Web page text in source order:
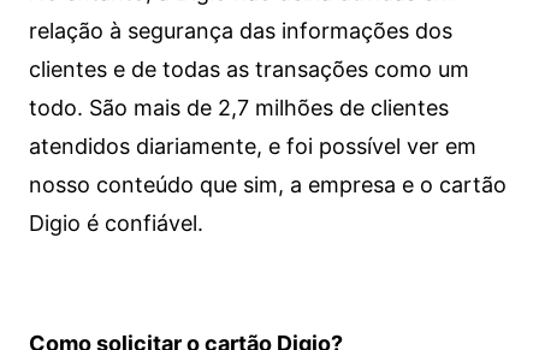
relação à segurança das informações dos
clientes e de todas as transações como um
todo. São mais de 2,7 milhões de clientes
atendidos diariamente, e foi possível ver em
nosso conteúdo que sim, a empresa e o cartão
Digio é confiável.
Como solicitar o cartão Digio?